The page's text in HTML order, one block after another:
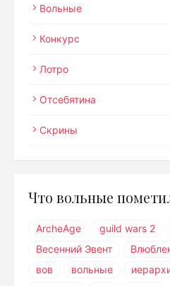
Вольные
Конкурс
Лотро
Отсебятина
Скрины
Что вольные
ArcheAge guild wars 2
Весенний Эвент
вов
вольные